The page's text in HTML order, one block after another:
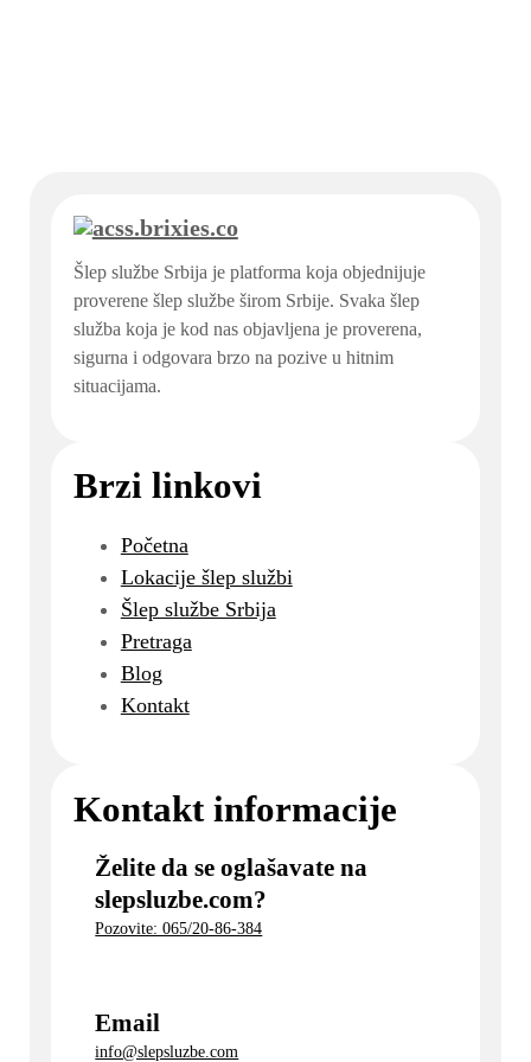
Šlep službe Srbija je platforma koja objednijuje
proverene šlep službe širom Srbije. Svaka šlep
služba koja je kod nas objavljena je proverena,
sigurna i odgovara brzo na pozive u hitnim
situacijama.
Brzi linkovi
Početna
Lokacije šlep službi
Šlep službe Srbija
Pretraga
Blog
Kontakt
Kontakt informacije
Želite da se oglašavate na
slepsluzbe.com?
Pozovite: 065/20-86-384
Email
info@slepsluzbe.com